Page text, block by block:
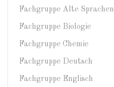
Fachgruppe Alte Sprachen
Fachgruppe Biologie
Fachgruppe Chemie
Fachgruppe Deutsch
Fachgruppe Englisch